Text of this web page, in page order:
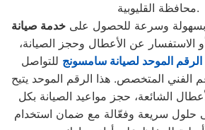
محافظة القليوبية.
بسهولة وسرعة للحصول على خدمة صيانة
الاستفسار عن الأعطال وحجز الصيانة،
الرقم الموحد لصيانة سامسونج للتواصل
الفني المتخصص. هذا الرقم الموحد يتيح
الشائعة، حجز مواعيد الصيانة بكل
حلول سريعة وفعّالة مع ضمان استخدام